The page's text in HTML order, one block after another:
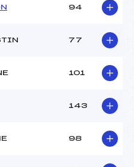
94
77
101
143
98